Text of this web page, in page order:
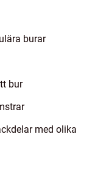
burar
bur
med olika